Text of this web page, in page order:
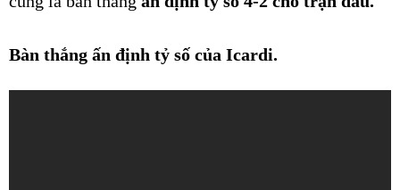
Bàn thắng ấn định tỷ số của Icardi.